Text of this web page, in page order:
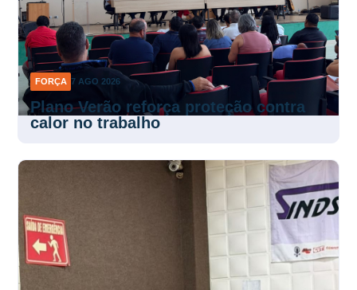
FORÇA 7 AGO 2026
Plano Verão reforça proteção contra
calor no trabalho